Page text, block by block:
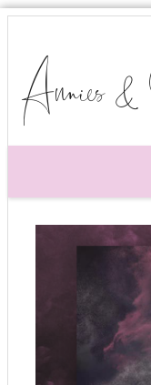
Annies &